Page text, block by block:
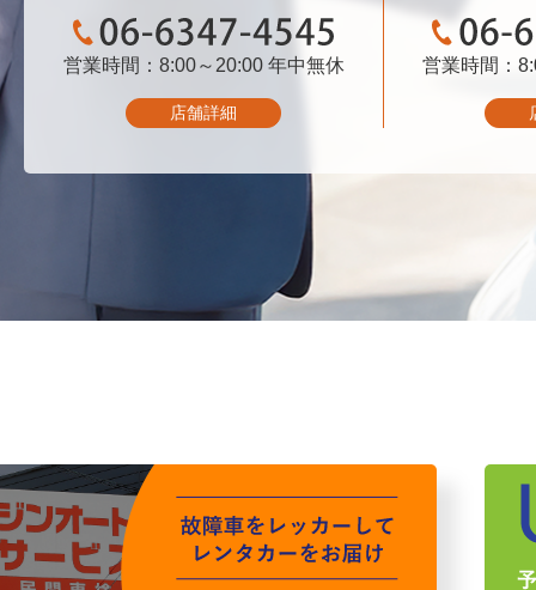
06-6347-4545
営業時間：8:00～20:00 年中無休
店舗詳細
営業時間：